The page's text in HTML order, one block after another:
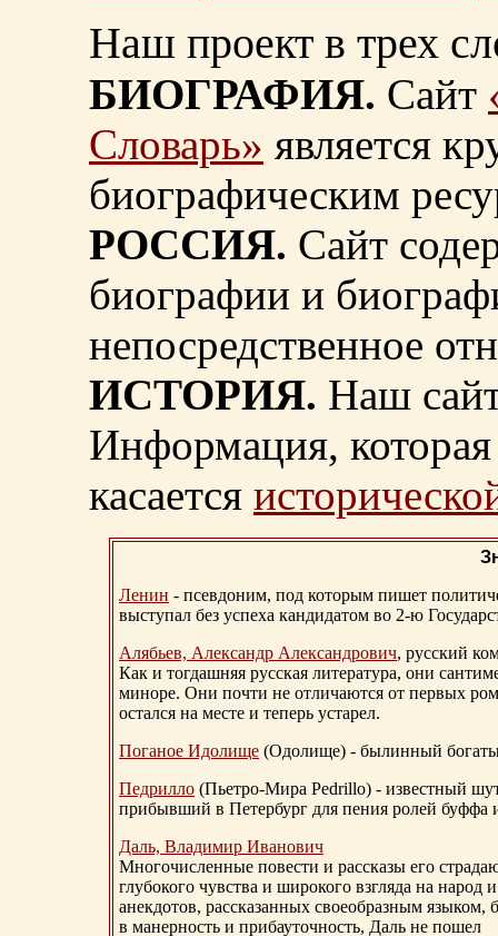
Наш проект в трех
БИОГРАФИЯ. Сайт
Словарь» является
биографическим
РОССИЯ. Сайт
биографии и
непосредственное
ИСТОРИЯ. Наш
Информация, которая
касается
Ленин - псевдоним, под которым пишет
выступал без успеха кандидатом во 2-ю
Алябьев, Александр Александрович, русский
Как и тогдашняя русская литература, они
миноре. Они почти не отличаются от первых
остался на месте и теперь устарел.
Поганое Идолище (Одолище) - былинный
Педрилло (Пьетро-Мира Pedrillo) - известный
прибывший в Петербург для пения ролей буффа
Даль, Владимир Иванович
Многочисленные повести и рассказы его
глубокого чувства и широкого взгляда на
анекдотов, рассказанных своеобразным
в манерность и прибауточность, Даль не пошел